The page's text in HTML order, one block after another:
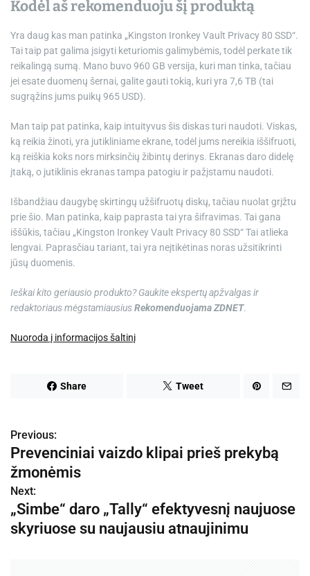
Kodėl aš rekomenduoju šį produktą
Yra daug kas man patinka „Kingston Ironkey Vault Privacy 80 SSD“.
Tai taip pat galima įsigyti keturiomis galimybėmis, todėl perkate tik
reikalingą sumą. Mano buvo 960 GB versija, kuri man tinka, tačiau
jei esate duomenų šernai, galite gauti tokią, kuri yra 7,6 TB (tai
sugrąžins jums puikų 965 USD).
Man taip pat patinka, kaip intuityvus šis diskas turi naudoti. Viskas,
ką reikia žinoti, yra jutikliniame ekrane, todėl jums nereikia iššifruoti,
ką reiškia koks nors mirksinčių žibintų derinys. Ekranas daro didelę
įtaką, o jutiklinis ekranas tampa patogiu ir pažįstamu naudoti.
Išbandžiau daugybę skirtingų užšifruotų diskų, tačiau nuolat grįžtu
prie šio. Man patinka, kaip paprasta tai yra šifravimas. Tai gana
iššūkis, tačiau „Kingston Ironkey Vault Privacy 80 SSD“Tai atlieka
lengvai. Paprasčiau tariant, tai yra neįtikėtinas noras užsitikrinti
jūsų duomenis.
Ieškai kito geriausio produkto? Gaukite ekspertų apžvalgas ir
redaktoriaus mėgstamiausiusRekomenduojama ZDNET.
Nuoroda į informacijos šaltinį
Share Tweet
N
a
v
i
Previous:
Prevenciniai vaizdo klipai prieš prekybą
žmonėmis
Next:
„Simbe“ daro „Tally“ efektyvesnį naujuose
skyriuose su naujausiu atnaujinimu